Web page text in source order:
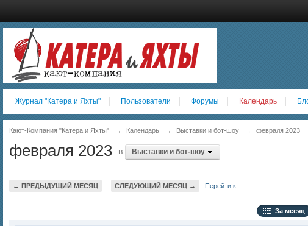
Журнал "Катера и Яхты" Пользователи Форумы Календарь
Кают-Компания "Катера и Яхты" → Календарь → Выставки и бот-шоу → февраля 2023
февраля 2023 в Выставки и бот-шоу
← ПРЕДЫДУЩИЙ МЕСЯЦ СЛЕДУЮЩИЙ МЕСЯЦ → Перейти к
За месяц